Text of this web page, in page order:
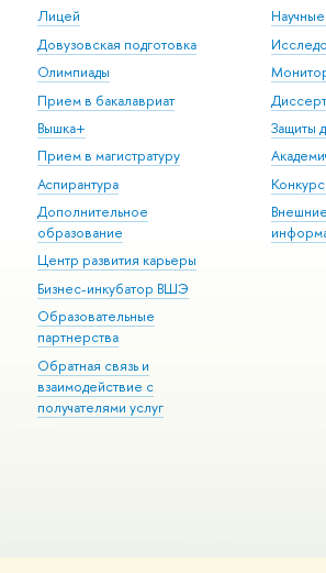
Лицей
Довузовская подготовка
Олимпиады
Прием в бакалавриат
Вышка+
Прием в магистратуру
Аспирантура
Дополнительное
образование
Центр развития карьеры
Бизнес-инкубатор ВШЭ
Образовательные
партнерства
Обратная связь и
взаимодействие с
получателями услуг
Защиты